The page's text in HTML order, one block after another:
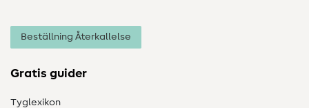
Beställning Återkallelse
Gratis guider
Tyglexikon